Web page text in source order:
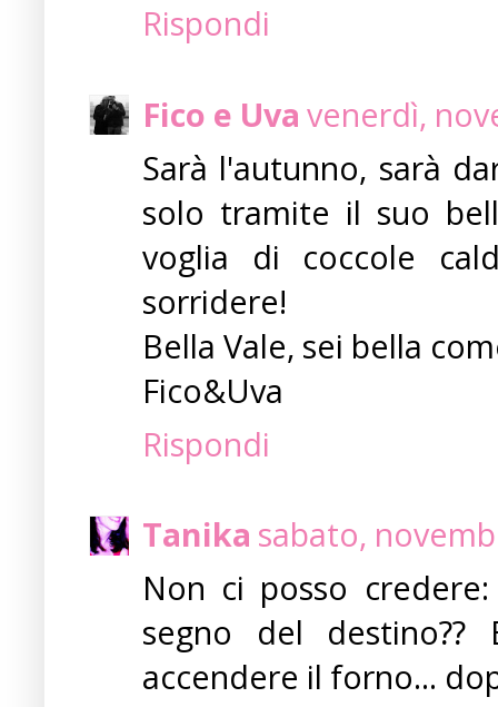
Rispondi
Fico e Uva venerdì,
Sarà l'autunno, sarà
solo tramite il suo
voglia di coccole
sorridere!
Bella Vale, sei bella
Fico&Uva
Rispondi
Tanika sabato,
Non ci posso
segno del
accendere il forno...